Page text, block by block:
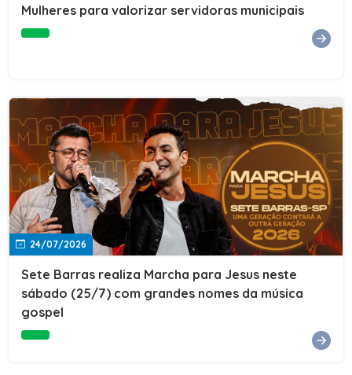
Mulheres para valorizar servidoras municipais
24/07/2026
Sete Barras realiza Marcha para Jesus neste
sábado (25/7) com grandes nomes da música
gospel